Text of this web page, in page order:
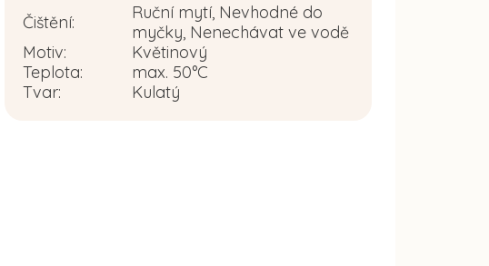
Čištění:
Ruční mytí, Nevhodné do
myčky, Nenechávat ve vodě
Motiv:
Květinový
Teplota:
max. 50°C
Tvar: Kulatý